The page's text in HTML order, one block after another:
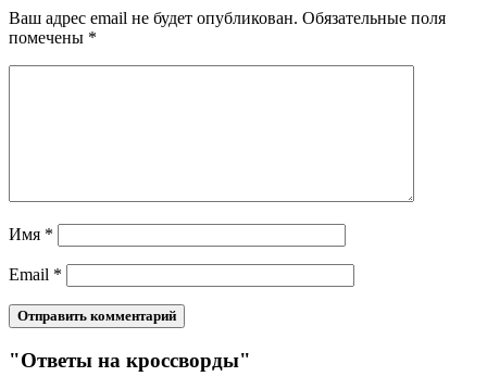
Ваш адрес email не будет опубликован. Обязательные поля
помечены *
Имя *
Email *
"Ответы на кроссворды"